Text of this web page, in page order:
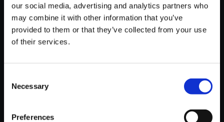
our social media, advertising and analytics partners who
may combine it with other information that you’ve
provided to them or that they’ve collected from your use
of their services.
Selection
Necessary
Preferences
【単曲】ストリートファイター
V シーズン5 オリジナル・サウ
ンドトラック Theme of Oro カ